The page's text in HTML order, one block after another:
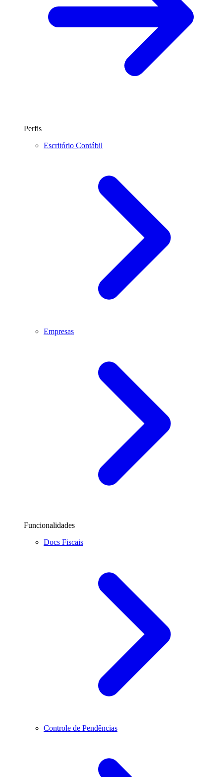
Perfis
Escritório Contábil
Empresas
Funcionalidades
Docs Fiscais
Controle de Pendências